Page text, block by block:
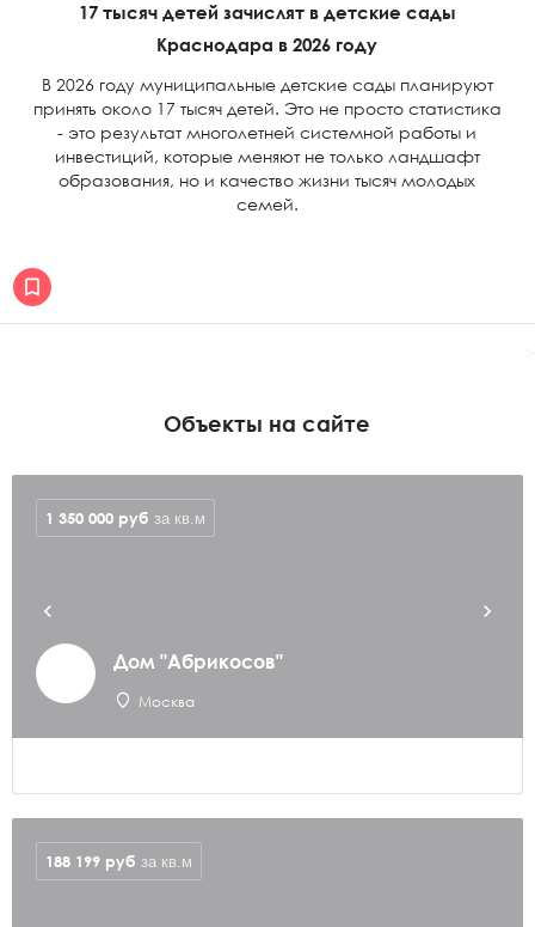
17 тысяч детей зачислят в детские сады
Краснодара в 2026 году
В 2026 году муниципальные детские сады планируют
принять около 17 тысяч детей. Это не просто статистика
- это результат многолетней системной работы и
инвестиций, которые меняют не только ландшафт
образования, но и качество жизни тысяч молодых
семей.
Объекты на сайте
Дом "Абрикосов"
Москва
1 350 000 руб за кв.м
188 199 руб за кв.м